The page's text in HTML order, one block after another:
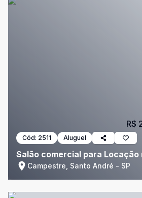
Cód: 2511 Aluguel
Salão comercial para Locação
Campestre, Santo André - SP
R$